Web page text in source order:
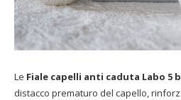
Le Fiale capelli anti caduta Labo 5
distacco prematuro del capello,